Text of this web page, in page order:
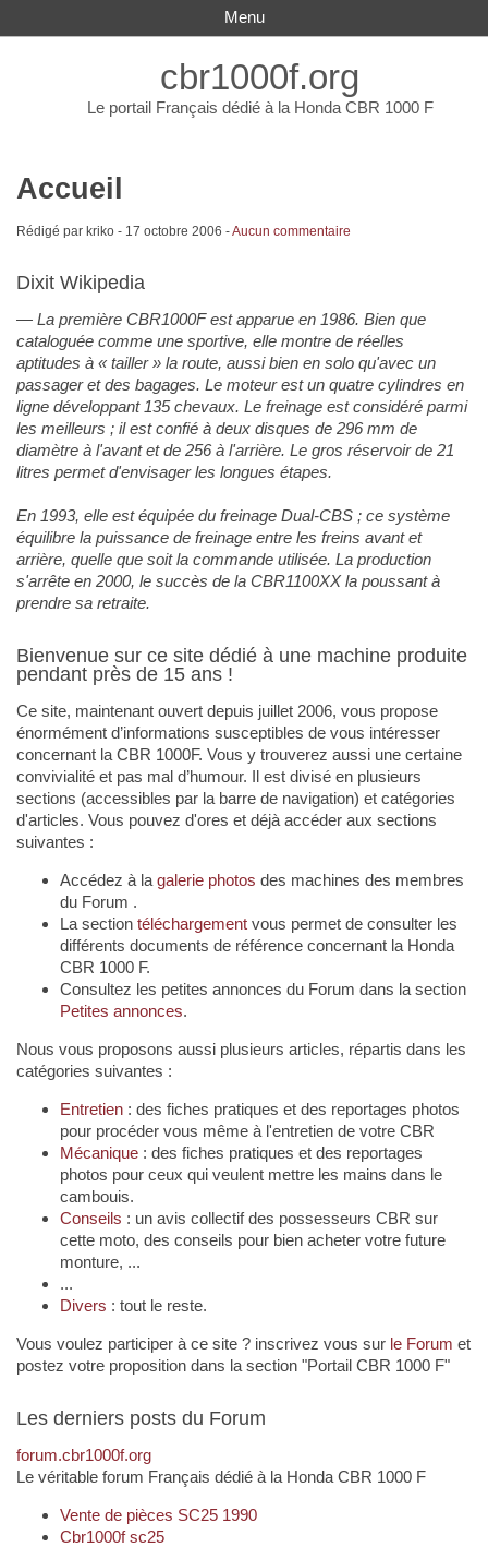
cbr1000f.org
Le portail Français dédié à la Honda CBR 1000 F
Menu
Accueil
Rédigé par kriko - 17 octobre 2006 -Aucun commentaire
Dixit Wikipedia
La première CBR1000F est apparue en 1986. Bien que
cataloguée comme une sportive, elle montre de réelles
aptitudes à « tailler » la route, aussi bien en solo qu'avec un
passager et des bagages. Le moteur est un quatre cylindres en
ligne développant 135 chevaux. Le freinage est considéré parmi
les meilleurs ; il est confié à deux disques de 296 mm de
diamètre à l'avant et de 256 à l'arrière. Le gros réservoir de 21
litres permet d'envisager les longues étapes.
En 1993, elle est équipée du freinage Dual-CBS ; ce système
équilibre la puissance de freinage entre les freins avant et
arrière, quelle que soit la commande utilisée. La production
s'arrête en 2000, le succès de la CBR1100XX la poussant à
prendre sa retraite.
Bienvenue sur ce site dédié à une machine produite
pendant près de 15 ans !
Ce site, maintenant ouvert depuis juillet 2006, vous propose
énormément d’informations susceptibles de vous intéresser
concernant la CBR 1000F. Vous y trouverez aussi une certaine
convivialité et pas mal d’humour. Il est divisé en plusieurs
sections (accessibles par la barre de navigation) et catégories
d'articles. Vous pouvez d'ores et déjà accéder aux sections
suivantes :
Accédez à la galerie photos des machines des membres
du Forum .
La section téléchargementvous permet de consulter les
différents documents de référence concernant la Honda
CBR 1000 F.
Consultez les petites annonces du Forum dans la section
Petites annonces.
Nous vous proposons aussi plusieurs articles, répartis dans les
catégories suivantes :
Entretien: des fiches pratiques et des reportages photos
pour procéder vous même à l'entretien de votre CBR
Mécanique: des fiches pratiques et des reportages
photos pour ceux qui veulent mettre les mains dans le
cambouis.
Conseils : un avis collectif des possesseurs CBR sur
cette moto, des conseils pour bien acheter votre future
monture, ...
...
Divers : tout le reste.
Vous voulez participer à ce site ? inscrivez vous sur le Forum et
postez votre proposition dans la section "Portail CBR 1000 F"
Les derniers posts du Forum
forum.cbr1000f.org
Le véritable forum Français dédié à la Honda CBR 1000 F
Vente de pièces SC25 1990
Cbr1000f sc25